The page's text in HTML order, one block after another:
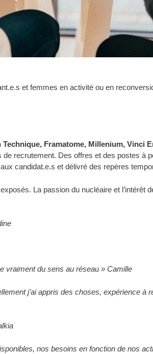
et femmes en activité ou en
Framatome, Millenium, Vinci
recrutement. Des offres et des postes à
candidat.e.s et délivré des repères
La passion du nucléaire et l’intérêt
vraiment du sens au réseau » Camille
j’ai appris des choses, expérience à
nos besoins en fonction de nos